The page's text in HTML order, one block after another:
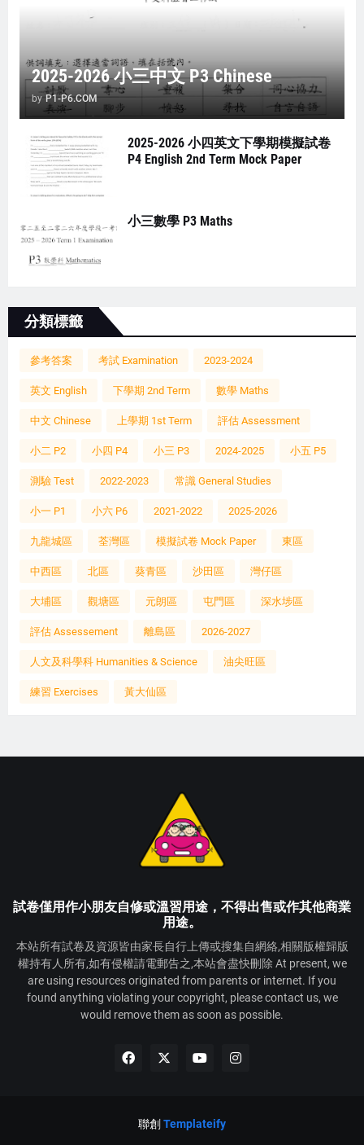
2025-2026 小三中文 P3 Chinese
by P1-P6.COM
2025-2026 小四英文下學期模擬試卷
P4 English 2nd Term Mock Paper
小三數學 P3 Maths
分類標籤
參考答案 考試 Examination 2023-2024
英文 English 下學期 2nd Term 數學 Maths
中文 Chinese 上學期 1st Term 評估 Assessment
小二 P2 小四 P4 小三 P3 2024-2025 小五 P5
測驗 Test 2022-2023 常識 General Studies
小一 P1 小六 P6 2021-2022 2025-2026
九龍城區 荃灣區 模擬試卷 Mock Paper 東區
中西區 北區 葵青區 沙田區 灣仔區
大埔區 觀塘區 元朗區 屯門區 深水埗區
評估 Assessement 離島區 2026-2027
人文及科學科 Humanities & Science 油尖旺區
練習 Exercises 黃大仙區
試卷僅用作小朋友自修或溫習用途，不得出售或作其他商業
用途。
本站所有試卷及資源皆由家長自行上傳或搜集自網絡,相關版權歸版
權持有人所有,如有侵權請電郵告之,本站會盡快刪除 At present, we
are using resources originated from parents or internet. If you
found anything violating your copyright, please contact us, we
would remove them as soon as possible.
聯創 Templateify